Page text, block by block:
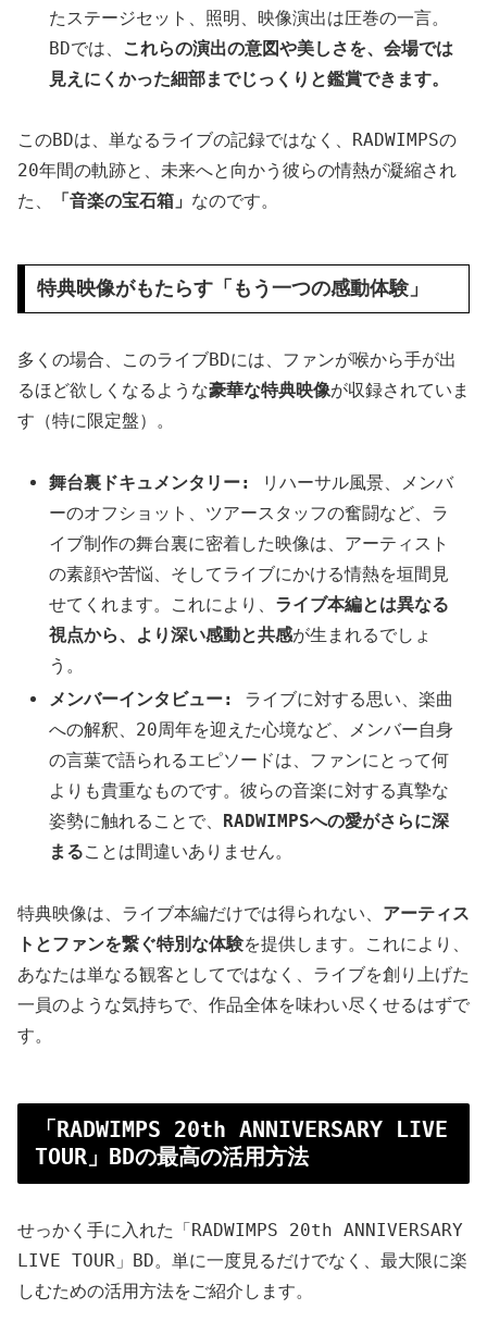
たステージセット、照明、映像演出は圧巻の一言。
BDでは、 これらの演出の意図や美しさを、会場では
見えにくかった細部までじっくりと鑑賞できます。
このBDは、単なるライブの記録ではなく、RADWIMPSの
20年間の軌跡と、未来へと向かう彼らの情熱が凝縮され
た、
「音楽の宝石箱」 なのです。
特典映像がもたらす「もう一つの感動体験」
多くの場合、このライブBDには、ファンが喉から手が出
るほど欲しくなるような豪華な特典映像が収録されていま
す（特に限定盤）。
舞台裏ドキュメンタリー:
リハーサル風景、メンバ
ーのオフショット、ツアースタッフの奮闘など、ラ
イブ制作の舞台裏に密着した映像は、アーティスト
の素顔や苦悩、そしてライブにかける情熱を垣間見
せてくれます。これにより、 ライブ本編とは異なる
視点から、より深い感動と共感が生まれるでしょ
う。
メンバーインタビュー:
ライブに対する思い、楽曲
への解釈、20周年を迎えた心境など、メンバー自身
の言葉で語られるエピソードは、ファンにとって何
よりも貴重なものです。彼らの音楽に対する真摯な
姿勢に触れることで、 RADWIMPSへの愛がさらに深
まることは間違いありません。
特典映像は、ライブ本編だけでは得られない、 アーティス
トとファンを繋ぐ特別な体験を提供します。これにより、
あなたは単なる観客としてではなく、ライブを創り上げた
一員のような気持ちで、作品全体を味わい尽くせるはずで
す。
「RADWIMPS 20th ANNIVERSARY LIVE
TOUR」BDの最高の活用方法
せっかく手に入れた「RADWIMPS 20th ANNIVERSARY
LIVE TOUR」BD。単に一度見るだけでなく、最大限に楽
しむための活用方法をご紹介します。